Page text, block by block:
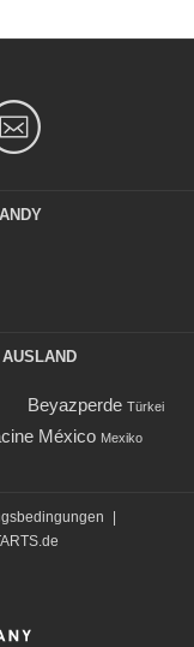
Beyazperde Türkei
México Mexiko